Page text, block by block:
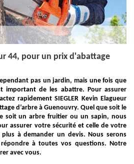
44, pour un prix d'abattage
pas un jardin, mais une fois que
important de les abattre. Pour assurer
rapidement SIEGLER Kevin Elagueur
d’arbre à Guenouvry. Quel que soit le
soit un arbre fruitier ou un sapin, nous
assurer votre sécurité et celle de votre
plus à demander un devis. Nous serons
à toutes vos questions. Notre
avec vous.